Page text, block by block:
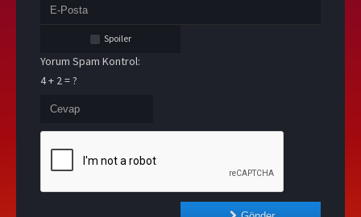
Spoiler
Yorum Spam Kontrol:
4 + 2 = ?